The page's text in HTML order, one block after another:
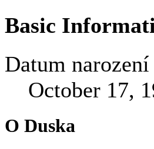
Basic
Datum narození
October 17,
O Duska